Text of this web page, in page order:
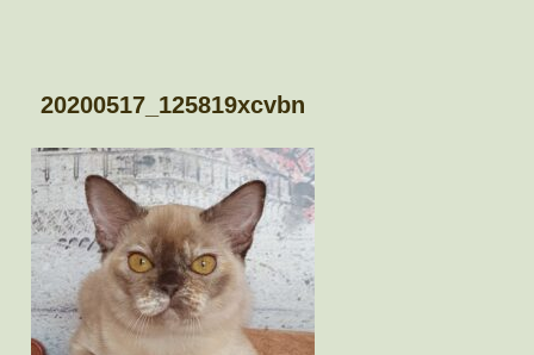
20200517_125819xcvbn